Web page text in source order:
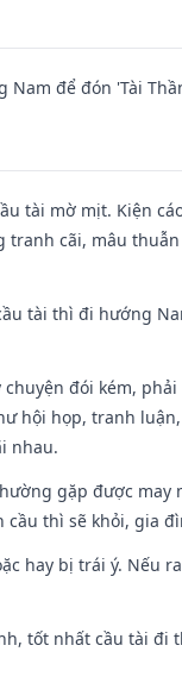
Nam để đón 'Tài
tài mờ mịt. Kiện
cãi, mâu
tài thì đi hướng
chuyện đói kém,
hội họp, tranh
nhau.
gặp được may
thì sẽ khỏi, gia
hay bị trái ý. Nếu
tốt nhất cầu tài đi